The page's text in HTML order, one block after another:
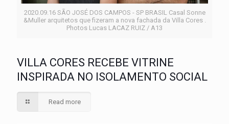
2020.09.16 SÃO JOSÉ DOS CAMPOS - SP BRASIL Casal Sonne
&Muller arquitetos que fizeram a nova fachada da Villa Cores .
Photos Lucas LACAZ RUIZ / A13
VILLA CORES RECEBE VITRINE
INSPIRADA NO ISOLAMENTO SOCIAL
Read more